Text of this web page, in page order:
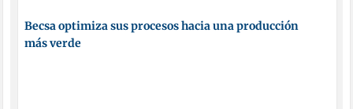
Becsa optimiza sus procesos hacia una producción
más verde